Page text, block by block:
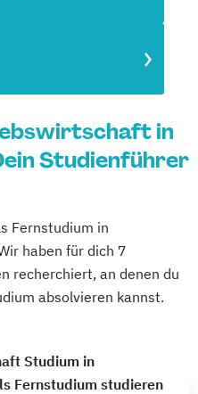
in
Studienführer
Fernstudium in
haben für dich 7
recherchiert, an denen du
absolvieren kannst.
Studium in
Fernstudium studieren